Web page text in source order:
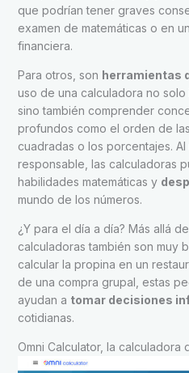
que podrían tener graves
examen de matemáticas o en
financiera.
Para otros, son herramientas
uso de una calculadora no solo
sino también comprender
profundos como el orden de
cuadradas o los porcentajes.
responsable, las calculadoras
habilidades matemáticas y
mundo de los números.
¿Y para el día a día? Más allá
calculadoras también son muy
calcular la propina en un
de una compra grupal, estas
ayudan a tomar decisiones
cotidianas.
Omni Calculator, la calculadora